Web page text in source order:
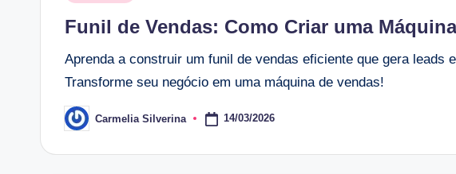
Funil de Vendas: Como Criar uma
Aprenda a construir um funil de vendas eficiente que gera leads
Transforme seu negócio em uma máquina de vendas!
Posted
by
Carmelia Silverina 14/03/2026